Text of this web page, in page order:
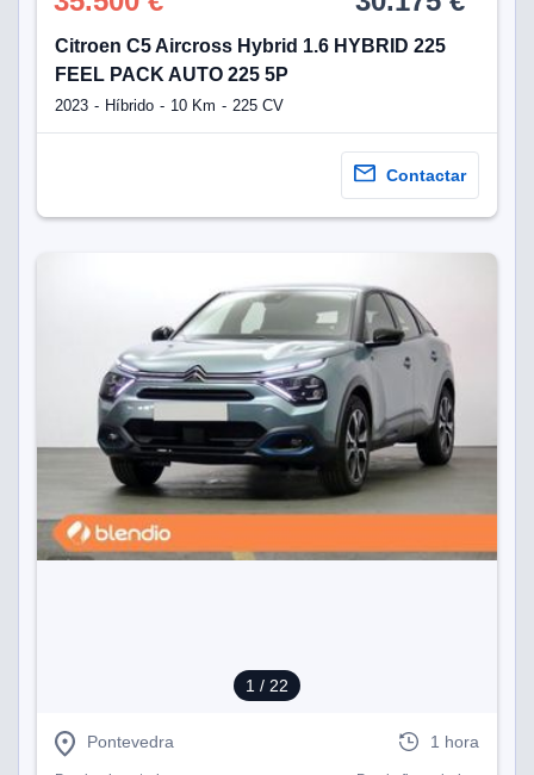
Citroen C5 Aircross Hybrid 1.6 HYBRID 225
FEEL PACK AUTO 225 5P
2023 Híbrido 10 Km 225 CV
Contactar
1 / 22
Pontevedra 1 hora